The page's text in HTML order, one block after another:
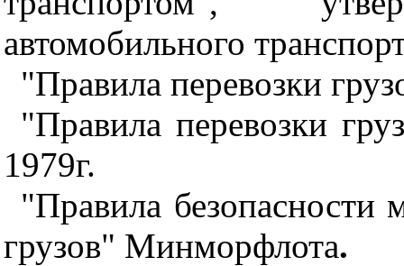
автомобильного
"Правила перевозки
"Правила перевозки
1979г.
"Правила безопасности
грузов" Минморфлота.